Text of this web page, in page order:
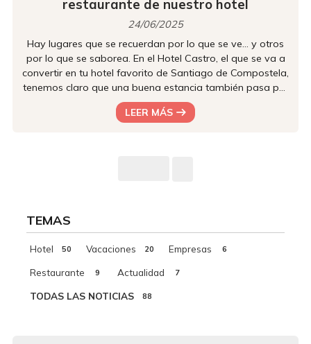
TEMAS
TODAS LAS NOTICIAS 88
Hotel 50 Vacaciones 20 Empresas 6
Restaurante 9 Actualidad 7
restaurante de nuestro hotel
24/06/2025
Hay lugares que se recuerdan por lo que se ve… y otros
por lo que se saborea. En el Hotel Castro, el que se va a
convertir en tu hotel favorito de Santiago de Compostela,
tenemos claro que una buena estancia también pasa por
el paladar. Por eso, en el restaurante de nuestro hotel te
espera una experiencia gastronómica con la que
LEER MÁS